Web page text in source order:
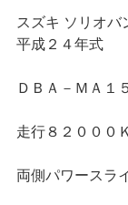
スズキ ソリオバ
平成２４年式
ＤＢＡ－ＭＡ１
走行８２０００
両側パワースラ